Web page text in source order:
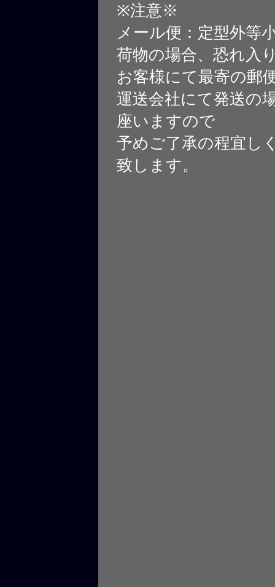
※注意※
メール便：定型外等
荷物の場合、恐れ入
お客様にて最寄の郵
運送会社にて発送の
座いますので
予めご了承の程宜し
致します。